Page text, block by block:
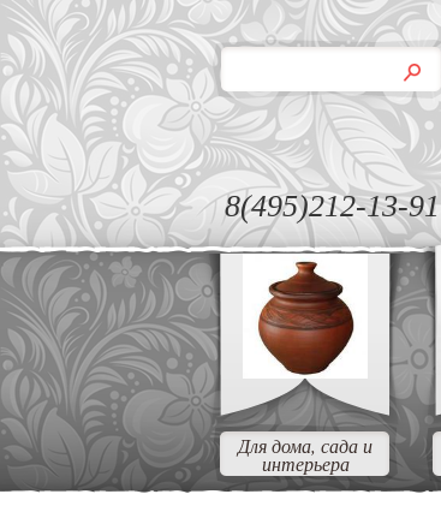
8(495)212-13-91
Для дома, сада и
интерьера